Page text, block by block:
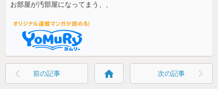
お部屋が汚部屋になってまう、、
前の記事 home 次の記事